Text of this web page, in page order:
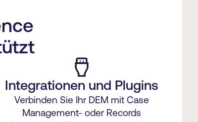
Integrationen und Plugins
Verbinden Sie Ihr DEM mit Case
Management- oder Records